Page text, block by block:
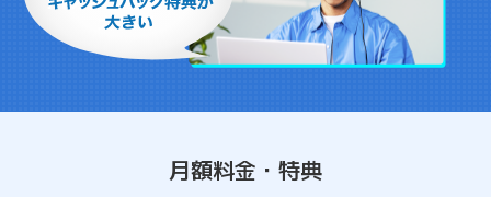
月額料金・特典